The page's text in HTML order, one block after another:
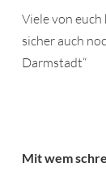
Viele von euch
sicher auch
Darmstadt“
Mit wem